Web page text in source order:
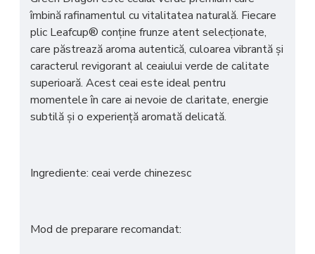
îmbină rafinamentul cu vitalitatea naturală. Fiecare
plic Leafcup® conține frunze atent selecționate,
care păstrează aroma autentică, culoarea vibrantă și
caracterul revigorant al ceaiului verde de calitate
superioară. Acest ceai este ideal pentru
momentele în care ai nevoie de claritate, energie
subtilă și o experiență aromată delicată.
Ingrediente: ceai verde chinezesc
Mod de preparare recomandat: